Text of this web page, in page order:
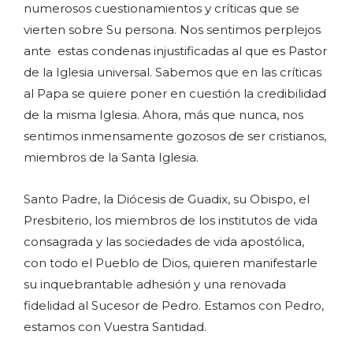
numerosos cuestionamientos y críticas que se
vierten sobre Su persona. Nos sentimos perplejos
ante estas condenas injustificadas al que es Pastor
de la Iglesia universal. Sabemos que en las críticas
al Papa se quiere poner en cuestión la credibilidad
de la misma Iglesia. Ahora, más que nunca, nos
sentimos inmensamente gozosos de ser cristianos,
miembros de la Santa Iglesia.
Santo Padre, la Diócesis de Guadix, su Obispo, el
Presbiterio, los miembros de los institutos de vida
consagrada y las sociedades de vida apostólica,
con todo el Pueblo de Dios, quieren manifestarle
su inquebrantable adhesión y una renovada
fidelidad al Sucesor de Pedro. Estamos con Pedro,
estamos con Vuestra Santidad.